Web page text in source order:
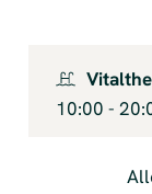
10:00 -